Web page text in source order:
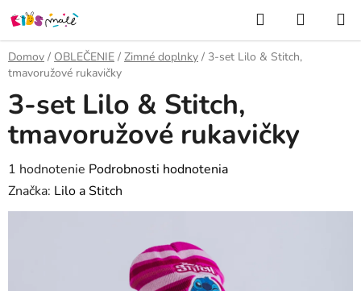
Prejsť
na
obsah
Hľadať
KOŠÍK
Domov / OBLEČENIE / Zimné doplnky / 3-set Lilo & Stitch,
tmavoružové rukavičky
3-set Lilo & Stitch,
tmavoružové rukavičky
Priemerné
hodnotenie
produktu
1 hodnotenie Podrobnosti hodnotenia
Značka: Lilo a Stitch